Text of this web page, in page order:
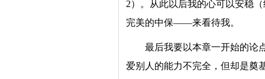
2）。从此以后我的心可以安稳
完美的中保——来看待我。
最后我要以本章一开始的论
爱别人的能力不完全，但却是奠